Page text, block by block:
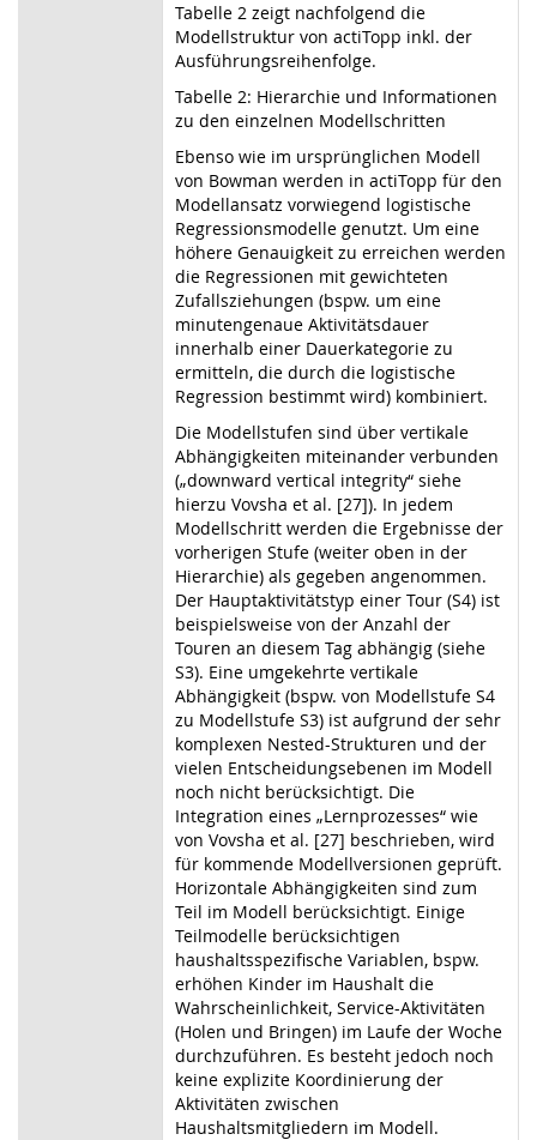
Tabelle 2 zeigt nachfolgend die
Modellstruktur von actiTopp inkl. der
Ausführungsreihenfolge.
Tabelle 2: Hierarchie und Informationen
zu den einzelnen Modellschritten
Ebenso wie im ursprünglichen Modell
von Bowman werden in actiTopp für den
Modellansatz vorwiegend logistische
Regressionsmodelle genutzt. Um eine
höhere Genauigkeit zu erreichen werden
die Regressionen mit gewichteten
Zufallsziehungen (bspw. um eine
minutengenaue Aktivitätsdauer
innerhalb einer Dauerkategorie zu
ermitteln, die durch die logistische
Regression bestimmt wird) kombiniert.
Die Modellstufen sind über vertikale
Abhängigkeiten miteinander verbunden
(„downward vertical integrity“ siehe
hierzu Vovsha et al. [27]). In jedem
Modellschritt werden die Ergebnisse der
vorherigen Stufe (weiter oben in der
Hierarchie) als gegeben angenommen.
Der Hauptaktivitätstyp einer Tour (S4) ist
beispielsweise von der Anzahl der
Touren an diesem Tag abhängig (siehe
S3). Eine umgekehrte vertikale
Abhängigkeit (bspw. von Modellstufe S4
zu Modellstufe S3) ist aufgrund der sehr
komplexen Nested-Strukturen und der
vielen Entscheidungsebenen im Modell
noch nicht berücksichtigt. Die
Integration eines „Lernprozesses“ wie
von Vovsha et al. [27] beschrieben, wird
für kommende Modellversionen geprüft.
Horizontale Abhängigkeiten sind zum
Teil im Modell berücksichtigt. Einige
Teilmodelle berücksichtigen
haushaltsspezifische Variablen, bspw.
erhöhen Kinder im Haushalt die
Wahrscheinlichkeit, Service-Aktivitäten
(Holen und Bringen) im Laufe der Woche
durchzuführen. Es besteht jedoch noch
keine explizite Koordinierung der
Aktivitäten zwischen
Haushaltsmitgliedern im Modell.